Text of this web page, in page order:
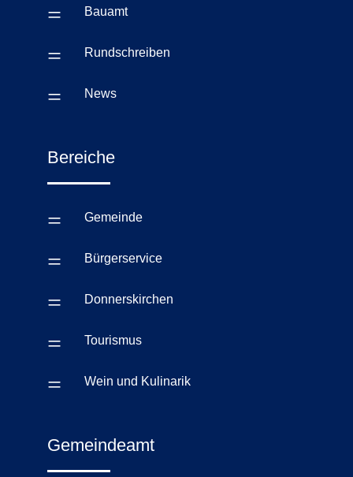
= Bauamt
= Rundschreiben
= News
Bereiche
= Gemeinde
= Bürgerservice
= Donnerskirchen
= Tourismus
= Wein und Kulinarik
Gemeindeamt